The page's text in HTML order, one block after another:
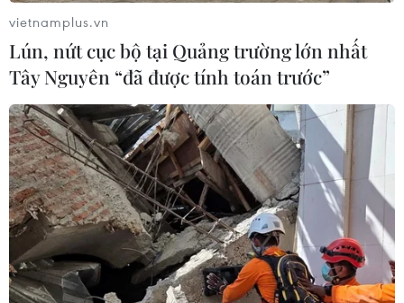
vietnamplus.vn
Lún, nứt cục bộ tại Quảng trường lớn nhất
Tây Nguyên “đã được tính toán trước”